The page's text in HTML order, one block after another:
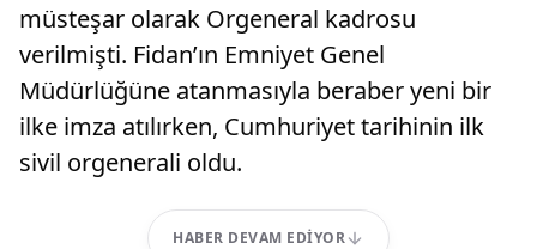
müsteşar olarak Orgeneral kadrosu
verilmişti. Fidan’ın Emniyet Genel
Müdürlüğüne atanmasıyla beraber yeni bir
ilke imza atılırken, Cumhuriyet tarihinin ilk
sivil orgenerali oldu.
HABER DEVAM EDIYOR